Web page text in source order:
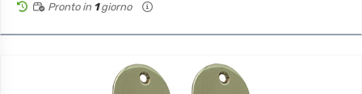
Pronto in 1giorno